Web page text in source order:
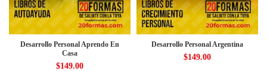
Desarrollo Personal Aprendo En
Casa
$149.00
Desarrollo Personal Argentina
$149.00